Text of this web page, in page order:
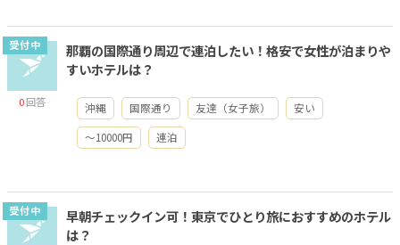
受付中
0回答
那覇の国際通り周辺で連泊したい！格安で女性が泊まりや
すいホテルは？
沖縄 国際通り 友達（女子旅） 安い
～10000円 連泊
受付中
早朝チェックイン可！東京でひとり旅におすすめのホテル
は？